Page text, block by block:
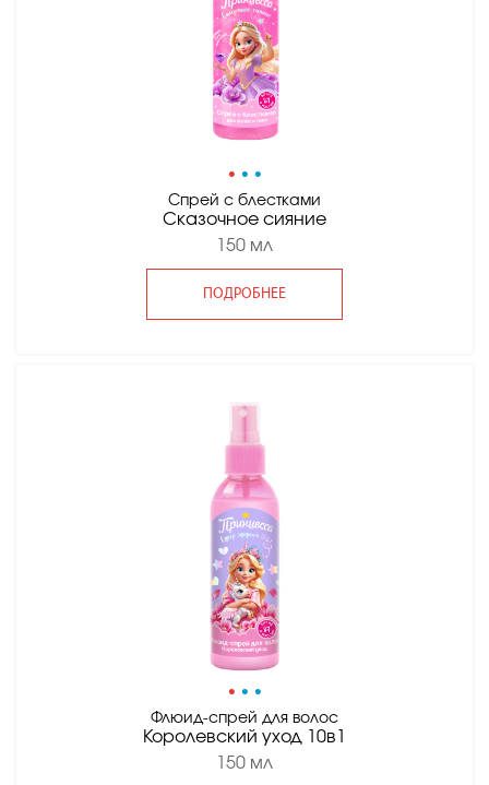
• • •
Спрей с блестками
Сказочное сияние
150 мл
ПОДРОБНЕЕ
• • •
Флюид-спрей для волос
Королевский уход 10в1
150 мл